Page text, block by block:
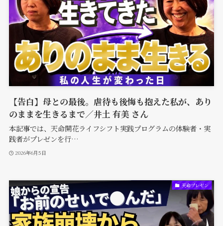
【告白】母との最後。虐待も後悔も抱えた私が、あり
のままを生きるまで／井土 有美 さん
本記事では、天命開花ライフシフト実践プログラムの体験者・実
践者がプレゼンを行…
2026年6月5日
天命プレゼン